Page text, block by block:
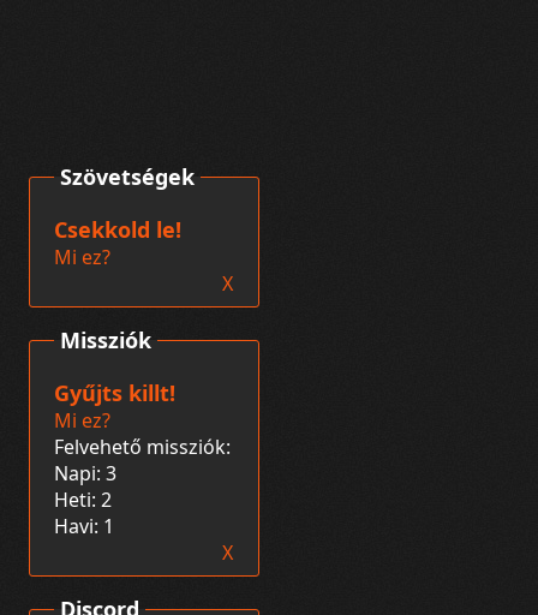
Discord
Missziók
Gyűjts killt!
Mi ez?
Felvehető missziók:
Napi: 3
Heti: 2
Havi: 1
X
Szövetségek
Csekkold le!
Mi ez?
X